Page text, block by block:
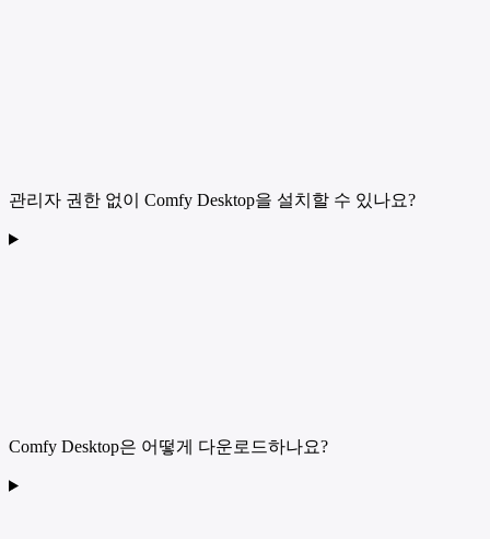
관리자 권한 없이 Comfy Desktop을 설치할 수 있나요?
Comfy Desktop은 어떻게 다운로드하나요?